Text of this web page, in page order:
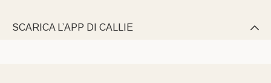
SCARICA L’APP DI CALLIE 